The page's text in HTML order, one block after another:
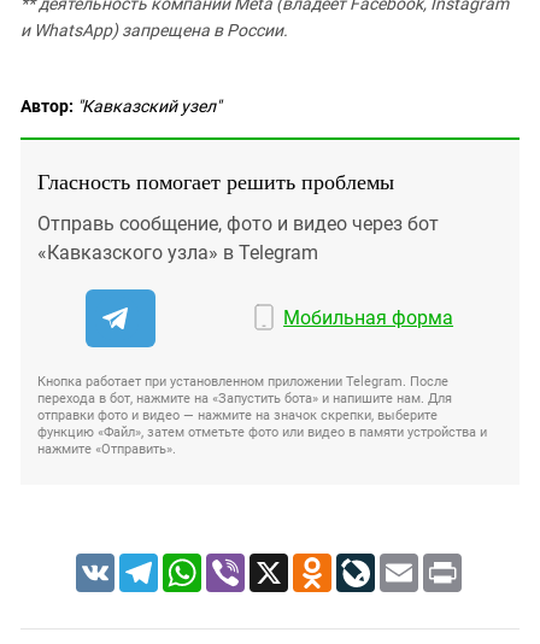
и WhatsApp) запрещена в России.
Автор: "Кавказский узел"
Гласность помогает решить проблемы
Отправь сообщение, фото и видео через бот
«Кавказского узла» в Telegram
Мобильная форма
Кнопка работает при установленном приложении Telegram. После
перехода в бот, нажмите на «Запустить бота» и напишите нам. Для
отправки фото и видео — нажмите на значок скрепки, выберите
функцию «Файл», затем отметьте фото или видео в памяти устройства и
нажмите «Отправить».
VK TelegramWhatsApp
Viber X Odnoklassniki
LiveJournal
Email Print